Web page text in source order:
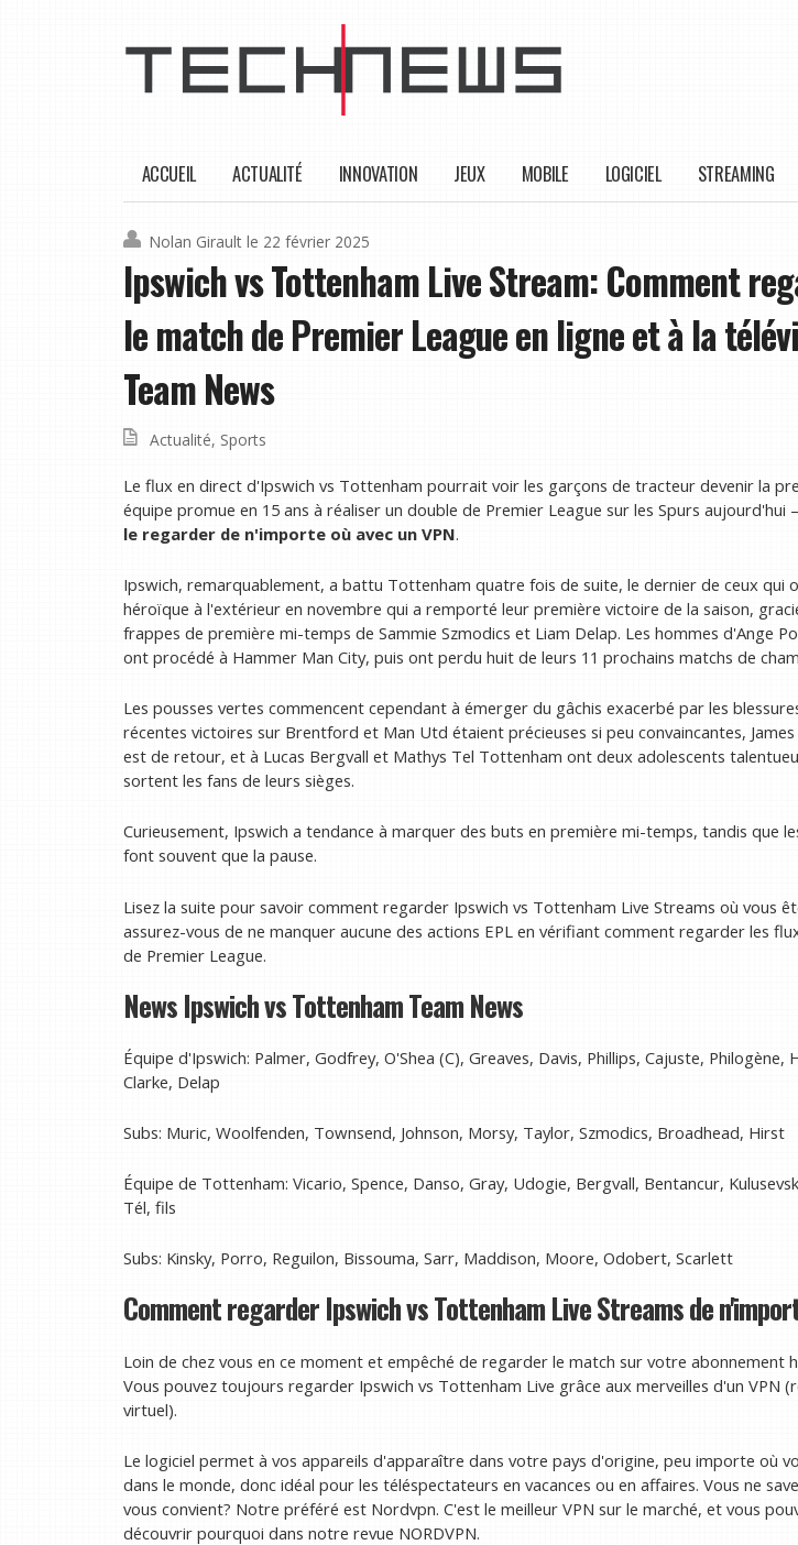
ACCUEIL ACTUALITÉ INNOVATION JEUX MOBILE LOGICIEL STREAMING
Nolan Girault le 22 février 2025
Ipswich vs Tottenham Live Stream: Comment
le match de Premier League en ligne et à la
Team News
Actualité, Sports
Le flux en direct d'Ipswich vs Tottenham pourrait voir les garçons de tracteur devenir la
équipe promue en 15 ans à réaliser un double de Premier League sur les Spurs aujourd'hui
le regarder de n'importe où avec un VPN.
Ipswich, remarquablement, a battu Tottenham quatre fois de suite, le dernier de ceux qui
héroïque à l'extérieur en novembre qui a remporté leur première victoire de la saison,
frappes de première mi-temps de Sammie Szmodics et Liam Delap. Les hommes d'Ange
ont procédé à Hammer Man City, puis ont perdu huit de leurs 11 prochains matchs de
Les pousses vertes commencent cependant à émerger du gâchis exacerbé par les
récentes victoires sur Brentford et Man Utd étaient précieuses si peu convaincantes,
est de retour, et à Lucas Bergvall et Mathys Tel Tottenham ont deux adolescents
sortent les fans de leurs sièges.
Curieusement, Ipswich a tendance à marquer des buts en première mi-temps, tandis que
font souvent que la pause.
Lisez la suite pour savoir comment regarder Ipswich vs Tottenham Live Streams où vous
assurez-vous de ne manquer aucune des actions EPL en vérifiant comment regarder les
de Premier League.
News Ipswich vs Tottenham Team News
Équipe d'Ipswich: Palmer, Godfrey, O'Shea (C), Greaves, Davis, Phillips, Cajuste, Philogène,
Clarke, Delap
Subs: Muric, Woolfenden, Townsend, Johnson, Morsy, Taylor, Szmodics, Broadhead, Hirst
Équipe de Tottenham: Vicario, Spence, Danso, Gray, Udogie, Bergvall, Bentancur,
Tél, fils
Subs: Kinsky, Porro, Reguilon, Bissouma, Sarr, Maddison, Moore, Odobert, Scarlett
Comment regarder Ipswich vs Tottenham Live Streams de
Loin de chez vous en ce moment et empêché de regarder le match sur votre abonnement
Vous pouvez toujours regarder Ipswich vs Tottenham Live grâce aux merveilles d'un VPN
virtuel).
Le logiciel permet à vos appareils d'apparaître dans votre pays d'origine, peu importe où
dans le monde, donc idéal pour les téléspectateurs en vacances ou en affaires. Vous ne
vous convient? Notre préféré est Nordvpn. C'est le meilleur VPN sur le marché, et vous
découvrir pourquoi dans notre revue NORDVPN.